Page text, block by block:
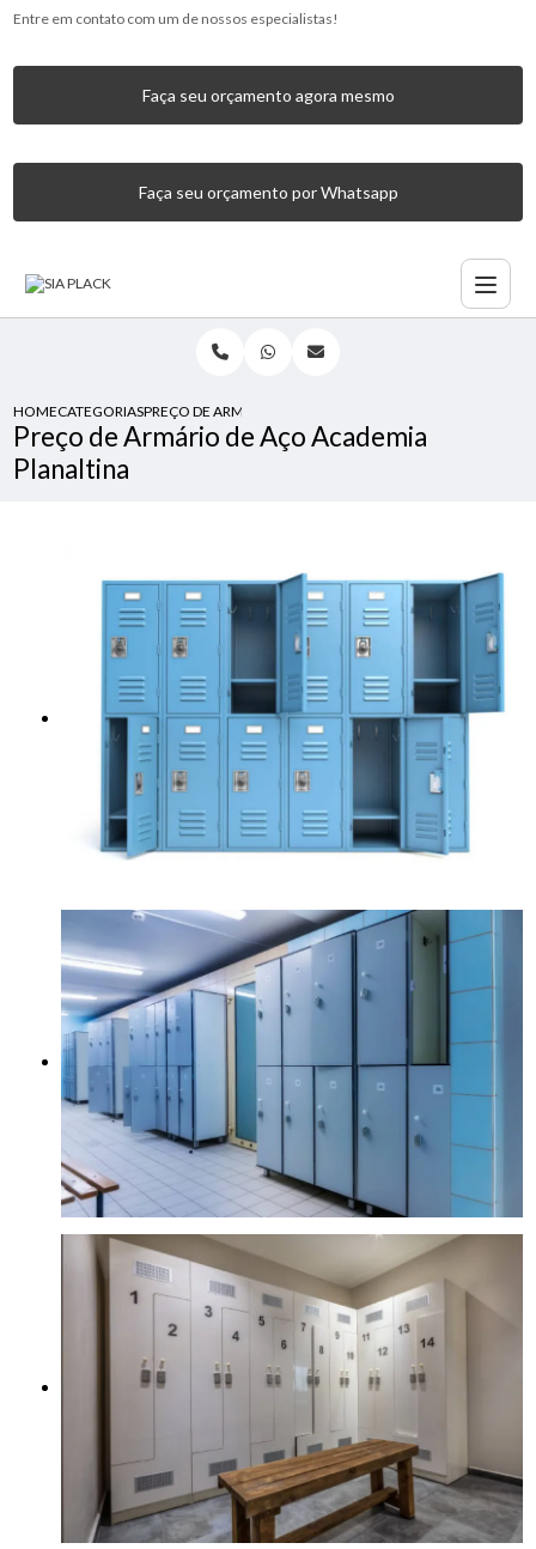
Entre em contato com um de nossos especialistas!
Faça seu orçamento agora mesmo
Faça seu orçamento por Whatsapp
HOMECATEGORIASPREÇO DE ARMÁRIO DE AÇO ACADEMIA PLANALTINA
Preço de Armário de Aço Academia
Planaltina